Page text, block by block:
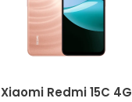
Xiaomi Redmi 15C 4G